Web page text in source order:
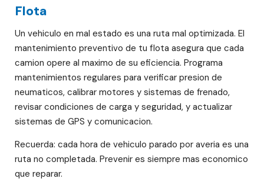
Flota
Un vehiculo en mal estado es una ruta mal optimizada. El
mantenimiento preventivo de tu flota asegura que cada
camion opere al maximo de su eficiencia. Programa
mantenimientos regulares para verificar presion de
neumaticos, calibrar motores y sistemas de frenado,
revisar condiciones de carga y seguridad, y actualizar
sistemas de GPS y comunicacion.
Recuerda: cada hora de vehiculo parado por averia es una
ruta no completada. Prevenir es siempre mas economico
que reparar.